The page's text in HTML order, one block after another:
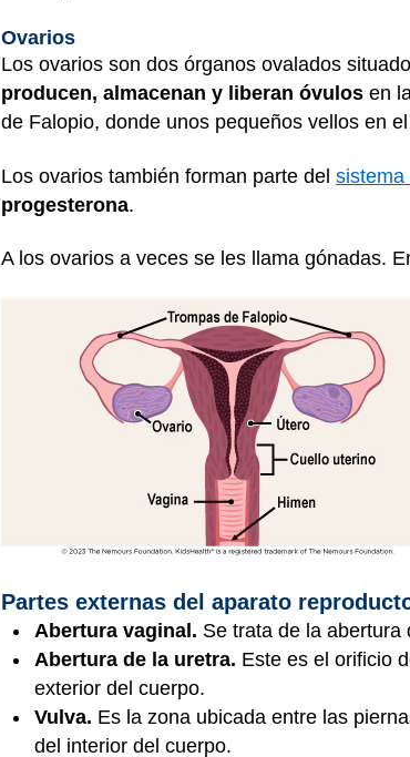
Ovarios
Los ovarios son dos órganos ovalados
producen, almacenan y liberan óvulos en
de Falopio, donde unos pequeños vellos en
Los ovarios también forman parte del sistema
progesterona.
A los ovarios a veces se les llama gónadas.
Partes externas del aparato
Abertura vaginal. Se trata de la abertura
Abertura de la uretra. Este es el orificio
exterior del cuerpo.
Vulva. Es la zona ubicada entre las
del interior del cuerpo.